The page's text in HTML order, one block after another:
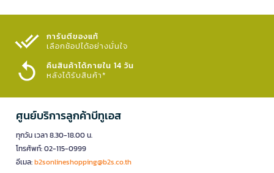
การันตีของแท้
เลือกช้อปได้อย่างมั่นใจ​
คืนสินค้าได้ภายใน 14 วัน
หลังได้รับสินค้า*
ศูนย์บริการลูกค้าบีทูเอส
ทุกวัน เวลา 8.30-18.00 น.
โทรศัพท์: 02-115-0999
อีเมล:b2sonlineshopping@b2s.co.th